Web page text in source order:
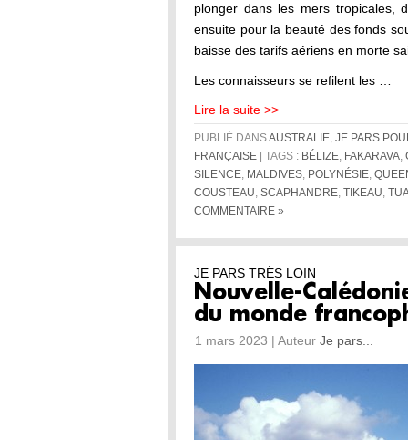
plonger dans les mers tropicales,
ensuite pour la beauté des fonds
baisse des tarifs aériens en morte
Les connaisseurs se refilent les …
Lire la suite >>
PUBLIÉ DANSAUSTRALIE JE PARS
FRANÇAISE | TAGS : BÉLIZE FAKARAVA
SILENCE
MALDIVES POLYNÉSIE
COUSTEAU SCAPHANDRE TIKEAU
COMMENTAIRE »
JE PARS TRÈS LOIN
Nouvelle-
du monde
1 mars 2023 | Auteur Je pars...